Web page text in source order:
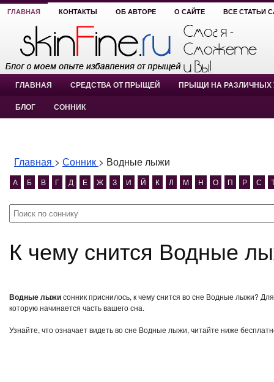
ГЛАВНАЯ КОНТАКТЫ ОБ АВТОРЕ О САЙТЕ ВСЕ СТАТЬИ
ГЛАВНАЯ СРЕДСТВА ОТ ПРЫЩЕЙ ПРЫЩИ НА РАЗЛИЧНЫХ
БЛОГ СОННИК
Главная > Сонник > Водные лыжи
А Б В Г Д Е Ж З И Й К Л М Н О П Р С
К чему снится Водные
Водные лыжисонник приснилось, к чему снится во сне Водные лыжи?
которую начинается часть вашего сна.
Узнайте, что означает видеть во сне Водные лыжи, читайте ниже